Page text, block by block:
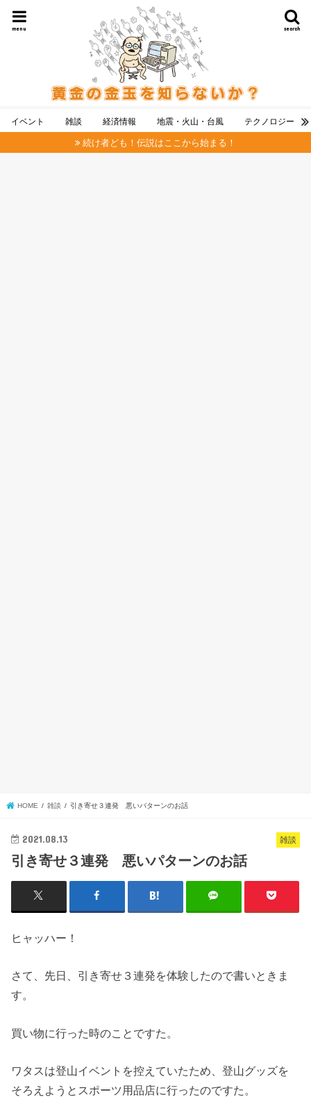
search
menu
イベント 雑談 経済情報 地震・火山・台風 テクノロジー
続け者ども！伝説はここから始まる！
HOME 雑談 引き寄せ３連発 悪いパターンのお話
雑談
2021.08.13
引き寄せ３連発 悪いパターンのお話
ヒャッハー！
さて、先日、引き寄せ３連発を体験したので書いときま
す。
買い物に行った時のことですた。
ワタスは登山イベントを控えていたため、登山グッズを
そろえようとスポーツ用品店に行ったのですた。